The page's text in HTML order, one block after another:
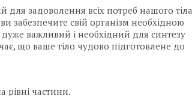
задоволення всіх потреб нашого тіла
забезпечите свій організм необхідною
важливий і необхідний для синтезу
що ваше тіло чудово підготовлене до
рівні частини.